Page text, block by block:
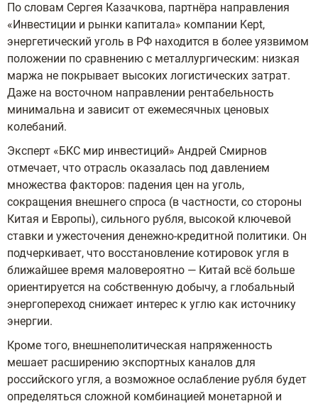
По словам Сергея Казачкова, партнёра направления
«Инвестиции и рынки капитала» компании Kept,
энергетический уголь в РФ находится в более уязвимом
положении по сравнению с металлургическим: низкая
маржа не покрывает высоких логистических затрат.
Даже на восточном направлении рентабельность
минимальна и зависит от ежемесячных ценовых
колебаний.
Эксперт «БКС мир инвестиций» Андрей Смирнов
отмечает, что отрасль оказалась под давлением
множества факторов: падения цен на уголь,
сокращения внешнего спроса (в частности, со стороны
Китая и Европы), сильного рубля, высокой ключевой
ставки и ужесточения денежно-кредитной политики. Он
подчеркивает, что восстановление котировок угля в
ближайшее время маловероятно — Китай всё больше
ориентируется на собственную добычу, а глобальный
энергопереход снижает интерес к углю как источнику
энергии.
Кроме того, внешнеполитическая напряженность
мешает расширению экспортных каналов для
российского угля, а возможное ослабление рубля будет
определяться сложной комбинацией монетарной и